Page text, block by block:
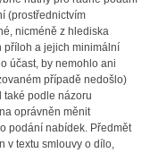
(prostřednictvím
nicméně z hlediska
příloh a jejich minimální
účast, by nemohlo ani
případě nedošlo)
také podle názoru
oprávněn měnit
podání nabídek. Předmět
v textu smlouvy o dílo,